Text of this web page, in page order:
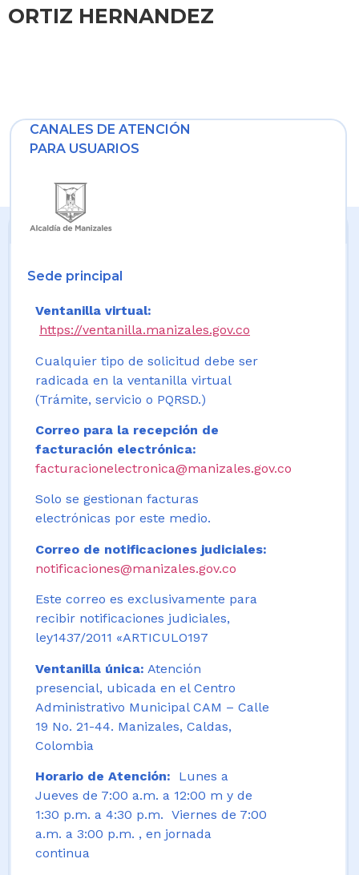
ORTIZ HERNANDEZ
CANALES DE ATENCIÓN
PARA USUARIOS
Sede principal
Ventanilla virtual:
https://ventanilla.manizales.gov.co
Cualquier tipo de solicitud debe ser
radicada en la ventanilla virtual
(Trámite, servicio o PQRSD.)
Correo para la recepción de
facturación electrónica:
facturacionelectronica@manizales.gov.co
Solo se gestionan facturas
electrónicas por este medio.
Correo de notificaciones judiciales:
notificaciones@manizales.gov.co
Este correo es exclusivamente para
recibir notificaciones judiciales,
ley1437/2011 «ARTICULO197
Ventanilla única: Atención
presencial, ubicada en el Centro
Administrativo Municipal CAM – Calle
19 No. 21-44. Manizales, Caldas,
Colombia
Horario de Atención:
Lunes a
Jueves de 7:00 a.m. a 12:00 m y de
1:30 p.m. a 4:30 p.m. Viernes de 7:00
a.m. a 3:00 p.m. , en jornada
continua